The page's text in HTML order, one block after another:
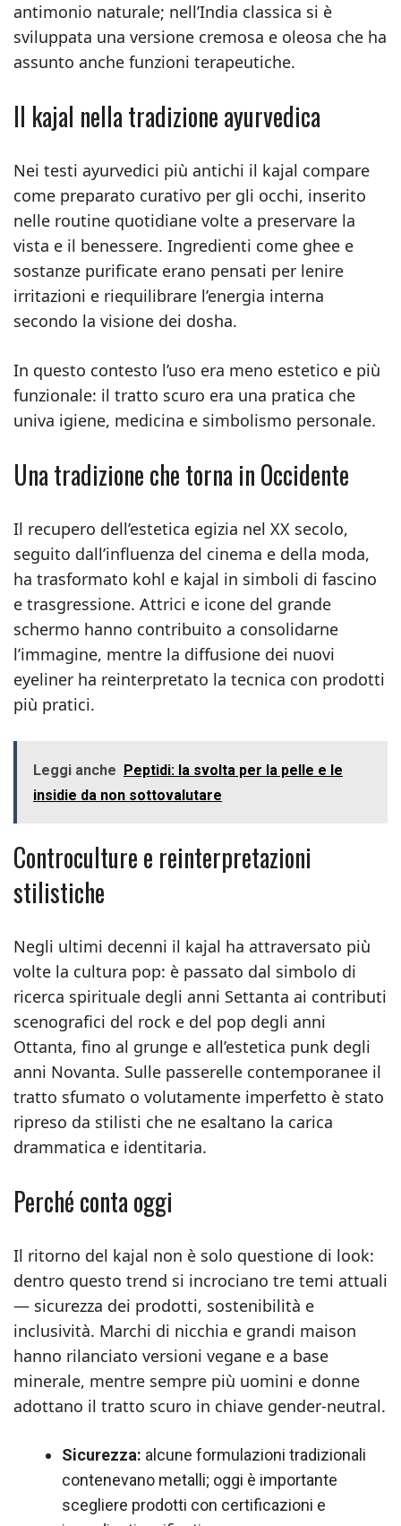
antimonio naturale; nell’India classica si è
sviluppata una versione cremosa e oleosa che ha
assunto anche funzioni terapeutiche.
Il kajal nella tradizione ayurvedica
Nei testi ayurvedici più antichi il kajal compare
come preparato curativo per gli occhi, inserito
nelle routine quotidiane volte a preservare la
vista e il benessere. Ingredienti come ghee e
sostanze purificate erano pensati per lenire
irritazioni e riequilibrare l’energia interna
secondo la visione dei dosha.
In questo contesto l’uso era meno estetico e più
funzionale: il tratto scuro era una pratica che
univa igiene, medicina e simbolismo personale.
Una tradizione che torna in Occidente
Il recupero dell’estetica egizia nel XX secolo,
seguito dall’influenza del cinema e della moda,
ha trasformato kohl e kajal in simboli di fascino
e trasgressione. Attrici e icone del grande
schermo hanno contribuito a consolidarne
l’immagine, mentre la diffusione dei nuovi
eyeliner ha reinterpretato la tecnica con prodotti
più pratici.
Leggi anche Peptidi: la svolta per la pelle e le
insidie da non sottovalutare
Controculture e reinterpretazioni
stilistiche
Negli ultimi decenni il kajal ha attraversato più
volte la cultura pop: è passato dal simbolo di
ricerca spirituale degli anni Settanta ai contributi
scenografici del rock e del pop degli anni
Ottanta, fino al grunge e all’estetica punk degli
anni Novanta. Sulle passerelle contemporanee il
tratto sfumato o volutamente imperfetto è stato
ripreso da stilisti che ne esaltano la carica
drammatica e identitaria.
Perché conta oggi
Il ritorno del kajal non è solo questione di look:
dentro questo trend si incrociano tre temi attuali
— sicurezza dei prodotti, sostenibilità e
inclusività. Marchi di nicchia e grandi maison
hanno rilanciato versioni vegane e a base
minerale, mentre sempre più uomini e donne
adottano il tratto scuro in chiave gender-neutral.
Sicurezza: alcune formulazioni tradizionali
contenevano metalli; oggi è importante
scegliere prodotti con certificazioni e